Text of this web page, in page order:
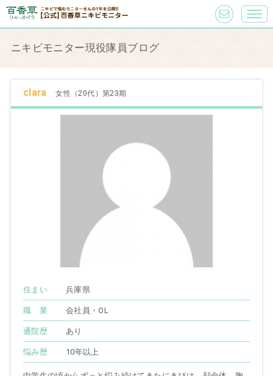
ニキビモニター現役隊員ブログ
clara 女性（20代）第23期
住まい 兵庫県
職 業 会社員・OL
通院歴 あり
悩み歴 10年以上